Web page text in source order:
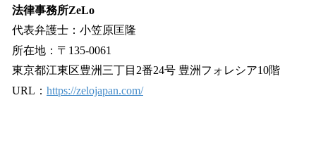
法律事務所ZeLo
代表弁護士：小笠原匡隆
所在地：〒135-0061
東京都江東区豊洲三丁目2番24号 豊洲フォレシア10階
URL： https://zelojapan.com/